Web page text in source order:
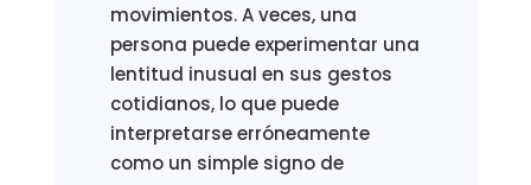
movimientos. A veces, una
persona puede experimentar una
lentitud inusual en sus gestos
cotidianos, lo que puede
interpretarse erróneamente
como un simple signo de